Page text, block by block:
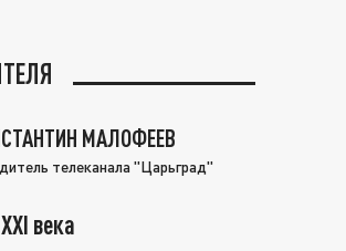
МАЛОФЕЕВ
телеканала "Царьград"
века